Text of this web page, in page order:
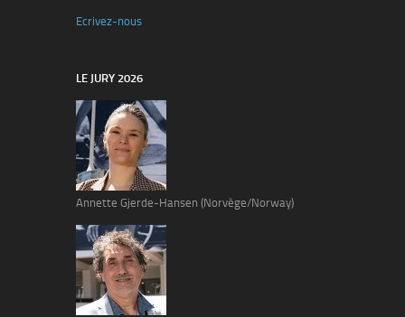
Ecrivez-nous
LE JURY 2026
Annette Gjerde-Hansen (Norvège/Norway)